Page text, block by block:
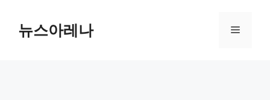
content뉴스아레나 Menu